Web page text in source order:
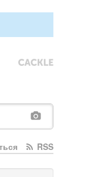
RSS